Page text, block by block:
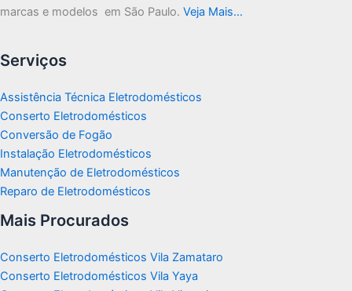
marcas e modelos em São Paulo. Veja Mais…
Serviços
Assistência Técnica Eletrodomésticos
Conserto Eletrodomésticos
Conversão de Fogão
Instalação Eletrodomésticos
Manutenção de Eletrodomésticos
Reparo de Eletrodomésticos
Mais Procurados
Conserto Eletrodomésticos Vila Zamataro
Conserto Eletrodomésticos Vila Yaya